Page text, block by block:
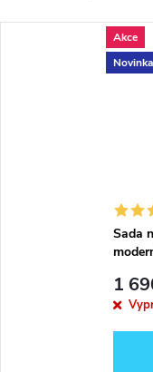
Akce
Novinka
Sada
1